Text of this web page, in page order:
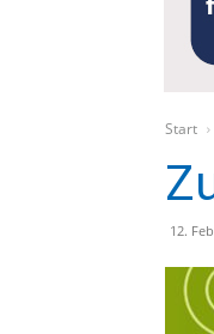
Start
12.